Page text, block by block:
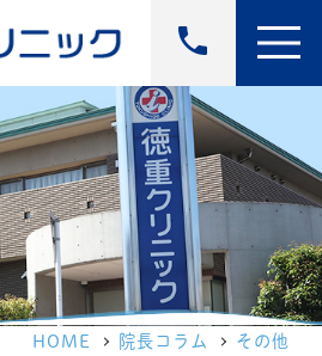
phone
HOME 院長コラム
その他